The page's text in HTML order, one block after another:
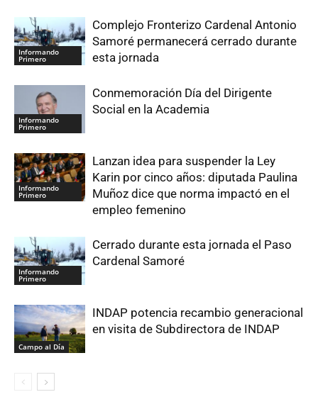
Informando
Primero
Complejo Fronterizo Cardenal Antonio
Samoré permanecerá cerrado durante
esta jornada
Informando
Primero
Conmemoración Día del Dirigente
Social en la Academia
Informando
Primero
Lanzan idea para suspender la Ley
Karin por cinco años: diputada Paulina
Muñoz dice que norma impactó en el
empleo femenino
Informando
Primero
Cerrado durante esta jornada el Paso
Cardenal Samoré
Campo al Día
INDAP potencia recambio generacional
en visita de Subdirectora de INDAP